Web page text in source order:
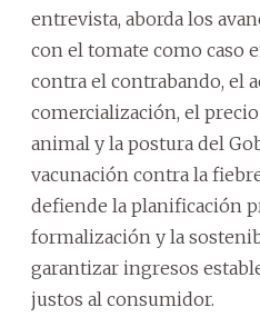
entrevista, aborda los
con el tomate como caso
contra el contrabando, el
comercialización, el
animal y la postura del
vacunación contra la
defiende la planificación
formalización y la
garantizar ingresos
justos al consumidor.